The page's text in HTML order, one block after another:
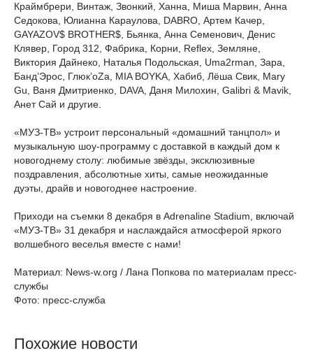
Краймбрери, Винтаж, Звонкий, Ханна, Миша Марвин, Анна
Седокова, Юлианна Караулова, DABRO, Артем Качер,
GAYAZOV$ BROTHER$, Бьянка, Анна Семенович, Денис
Клявер, Город 312, Фабрика, Корни, Reflex, Земляне,
Виктория Дайнеко, Наталья Подольская, Uma2rman, Зара,
Банд’Эрос, Глюк’oZa, MIA BOYKA, Хабиб, Лёша Свик, Mary
Gu, Ваня Дмитриенко, DAVA, Даня Милохин, Galibri & Mavik,
Анет Сай и другие.
«МУЗ-ТВ» устроит персональный «домашний танцпол» и
музыкальную шоу-программу с доставкой в каждый дом к
новогоднему столу: любимые звёзды, эксклюзивные
поздравления, абсолютные хиты, самые неожиданные
дуэты, драйв и новогоднее настроение.
Приходи на съемки 8 декабря в Adrenaline Stadium, включай
«МУЗ-ТВ» 31 декабря и наслаждайся атмосферой яркого
волшебного веселья вместе с нами!
Материал: News-w.org / Лана Попкова по материалам пресс-
службы
Фото: пресс-служба
Похожие новости